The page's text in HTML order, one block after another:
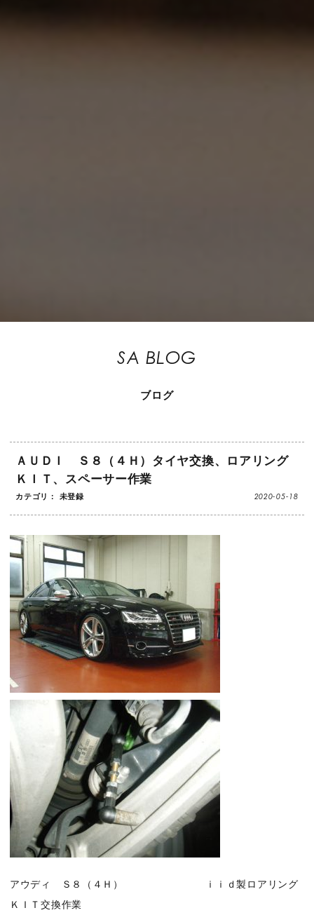
SA BLOG
ブログ
ＡＵＤＩ Ｓ８（４Ｈ）タイヤ交換、ロアリング
ＫＩＴ、スペーサー作業
カテゴリ： 未登録 2020-05-18
アウディ Ｓ８（４Ｈ） ｉｉｄ製ロアリング
ＫＩＴ交換作業